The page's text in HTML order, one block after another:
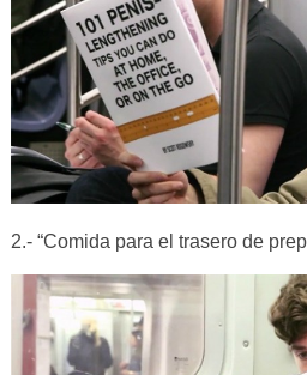
2.- “Comida para el trasero de